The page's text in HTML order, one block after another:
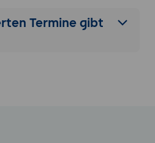
Termine gibt